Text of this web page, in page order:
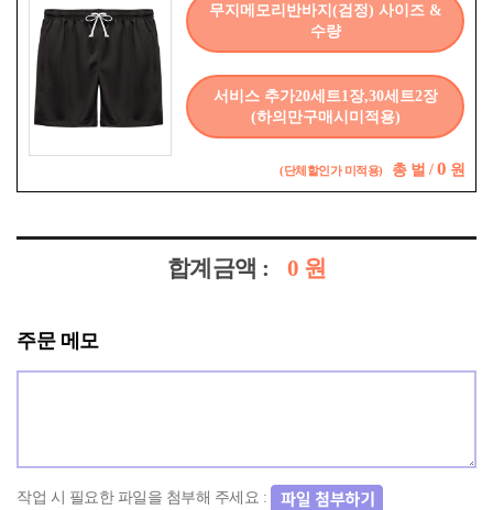
무지메모리반바지(검정) 사이즈 &
수량
서비스 추가20세트1장,30세트2장
(하의만구매시미적용)
(단체할인가 미적용) 총 벌 / 0 원
합계금액 : 0 원
주문 메모
작업 시 필요한 파일을 첨부해 주세요 :